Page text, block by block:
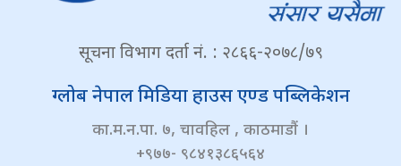
सूचना विभाग दर्ता नं. : २८६६-२०७८/७९
ग्लोब नेपाल मिडिया हाउस एण्ड पब्लिकेशन
का.म.न.पा. ७, चावहिल , काठमाडौं ।
+९७७- ९८४१३८६५६४